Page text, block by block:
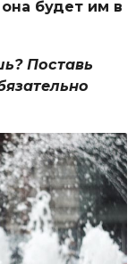
будет им в
Поставь